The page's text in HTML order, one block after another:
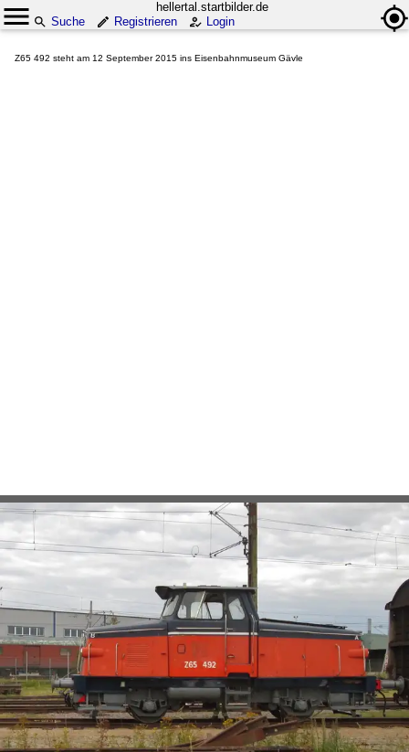
hellertal.startbilder.de
Suche
Registrieren Login
Z65 492 steht am 12 September 2015 ins Eisenbahnmuseum Gävle